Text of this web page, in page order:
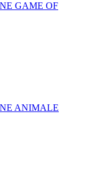
GAME OF
ANIMALE